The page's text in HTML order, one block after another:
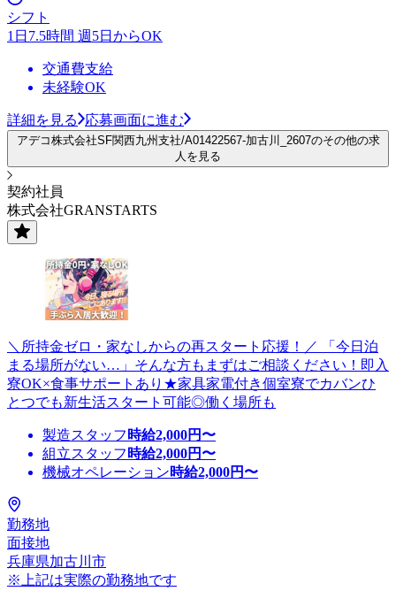
シフト
1日7.5時間 週5日からOK
交通費支給
未経験OK
詳細を見る 応募画面に進む
アデコ株式会社SF関西九州支社/A01422567-加古川_2607のその他の求
人を見る
契約社員
株式会社GRANSTARTS
＼所持金ゼロ・家なしからの再スタート応援！／ 「今日泊
まる場所がない…」そんな方もまずはご相談ください！即入
寮OK×食事サポートあり★家具家電付き個室寮でカバンひ
とつでも新生活スタート可能◎働く場所も
製造スタッフ 時給2,000円〜
組立スタッフ 時給2,000円〜
機械オペレーション時給2,000円〜
勤務地
面接地
兵庫県加古川市
※上記は実際の勤務地です